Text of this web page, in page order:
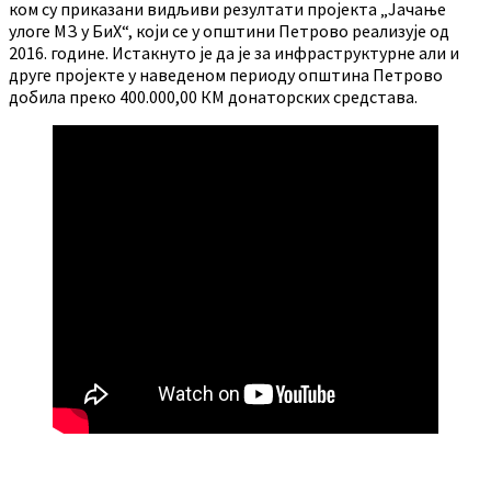
ком су приказани видљиви резултати пројекта „Јачање
улоге МЗ у БиХ“, који се у општини Петрово реализује од
2016. године. Истакнуто је да је за инфраструктурне али и
друге пројекте у наведеном периоду општина Петрово
добила преко 400.000,00 КМ донаторских средстава.